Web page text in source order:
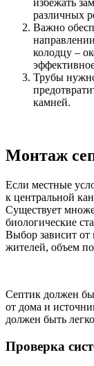
избежать
различных
Важно
колодцу –
Трубы
камней.
Монтаж
Если местные
к центральной
Существует
биологические
Выбор зависит от
жителей, объем
Септик должен
от дома и
должен быть
Проверка